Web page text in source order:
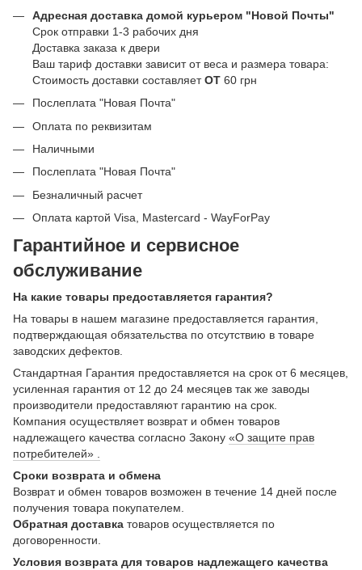
Адресная доставка домой курьером "Новой Почты"
Срок отправки 1-3 рабочих дня
Доставка заказа к двери
Ваш тариф доставки зависит от веса и размера товара:
Стоимость доставки составляетОТ 60 грн
Послеплата "Новая Почта"
Оплата по реквизитам
Наличными
Послеплата "Новая Почта"
Безналичный расчет
Оплата картой Visa, Mastercard - WayForPay
Гарантийное и сервисное
обслуживание
На какие товары предоставляется гарантия?
На товары в нашем магазине предоставляется гарантия,
подтверждающая обязательства по отсутствию в товаре
заводских дефектов.
Стандартная Гарантия предоставляется на срок от 6 месяцев,
усиленная гарантия от 12 до 24 месяцев так же заводы
производители предоставляют гарантию на срок.
Компания осуществляет возврат и обмен товаров
надлежащего качества согласно Закону «О защите прав
потребителей» .
Сроки возврата и обмена
Возврат и обмен товаров возможен в течение 14 дней после
получения товара покупателем.
Обратная доставка товаров осуществляется по
договоренности.
Условия возврата для товаров надлежащего качества